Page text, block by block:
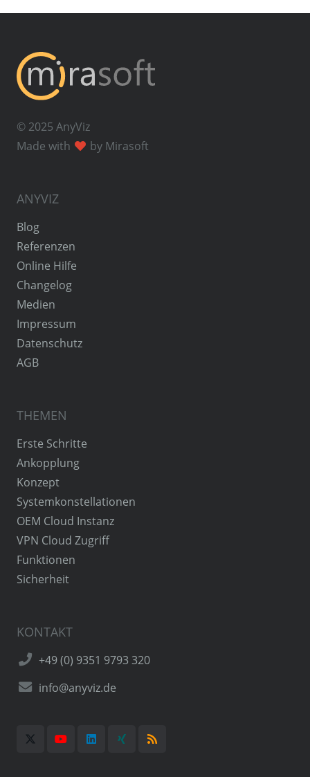
© 2025 AnyViz
Made with
by Mirasoft
ANYVIZ
Blog
Referenzen
Online Hilfe
Changelog
Medien
Impressum
Datenschutz
AGB
THEMEN
Erste Schritte
Ankopplung
Konzept
Systemkonstellationen
OEM Cloud Instanz
VPN Cloud Zugriff
Funktionen
Sicherheit
KONTAKT
+49 (0) 9351 9793 320
info@anyviz.de